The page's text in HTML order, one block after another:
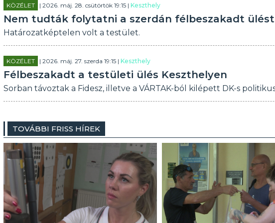
KÖZÉLET | 2026. máj. 28. csütörtök 19:15 | Keszthely
Nem tudták folytatni a szerdán félbeszakadt ülést
Határozatképtelen volt a testület.
KÖZÉLET | 2026. máj. 27. szerda 19:15 | Keszthely
Félbeszakadt a testületi ülés Keszthelyen
Sorban távoztak a Fidesz, illetve a VÁRTAK-ból kilépett DK-s
TOVÁBBI FRISS HÍREK